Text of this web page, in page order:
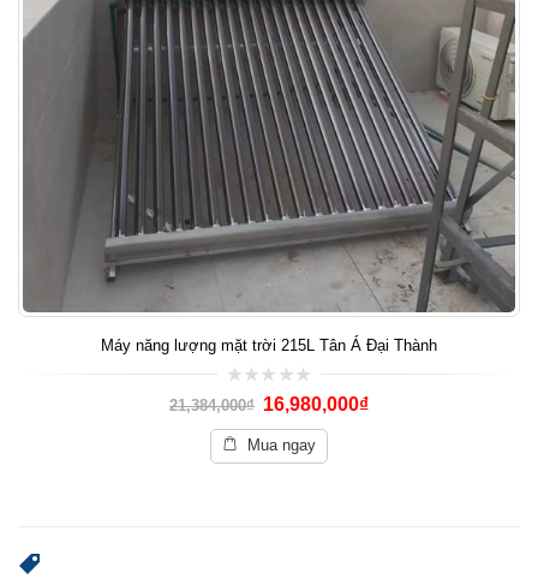
Máy năng lượng mặt trời 215L Tân Á Đại Thành
0
out
of
5
21,384,000₫ 16,980,000₫
Mua ngay